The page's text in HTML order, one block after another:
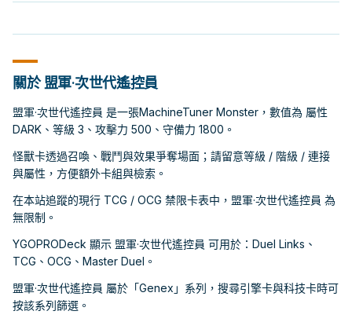
關於 盟軍·次世代遙控員
盟軍·次世代遙控員 是一張MachineTuner Monster，數值為 屬性
DARK、等級 3、攻擊力 500、守備力 1800。
怪獸卡透過召喚、戰鬥與效果爭奪場面；請留意等級 / 階級 / 連接
與屬性，方便額外卡組與檢索。
在本站追蹤的現行 TCG / OCG 禁限卡表中，盟軍·次世代遙控員 為
無限制。
YGOPRODeck 顯示 盟軍·次世代遙控員 可用於：Duel Links、
TCG、OCG、Master Duel。
盟軍·次世代遙控員 屬於「Genex」系列，搜尋引擎卡與科技卡時可
按該系列篩選。